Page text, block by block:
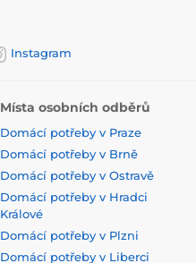
Instagram
Místa osobních odběrů
Domácí potřeby v Praze
Domácí potřeby v Brně
Domácí potřeby v Ostravě
Domácí potřeby v Hradci
Králové
Domácí potřeby v Plzni
Domácí potřeby v Liberci